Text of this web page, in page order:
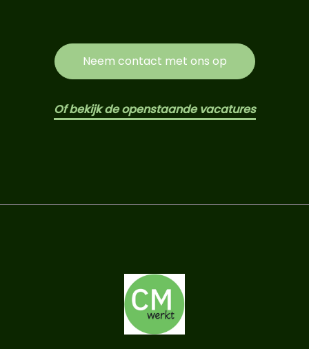
Neem contact met ons op
Of bekijk de openstaande vacatures